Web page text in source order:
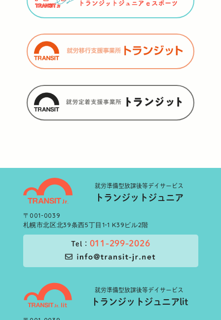
就労準備型放課後等デイサービス
トランジットジュニア
〒001-0039
札幌市北区北39条西5丁目1-1 K39ビル2階
Tel： 011-299-2026
就労準備型放課後等デイサービス
トランジットジュニアlit